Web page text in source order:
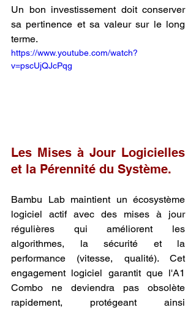
Un bon investissement doit conserver
sa pertinence et sa valeur sur le long
terme.
https://www.youtube.com/watch?
v=pscUjQJcPqg
Les Mises à Jour Logicielles
et la Pérennité du Système.
Bambu Lab maintient un écosystème
logiciel actif avec des mises à jour
régulières qui améliorent les
algorithmes, la sécurité et la
performance (vitesse, qualité). Cet
engagement logiciel garantit que l'A1
Combo ne deviendra pas obsolète
rapidement, protégeant ainsi